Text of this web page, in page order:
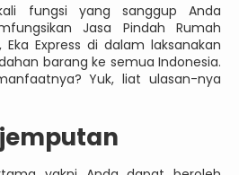
fungsi yang sanggup Anda
Jasa Pindah Rumah
Eka Express di dalam laksanakan
barang ke semua Indonesia.
Yuk, liat ulasan-nya